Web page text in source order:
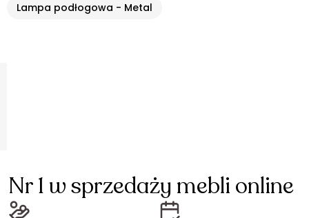
Lampa podłogowa - Metal
Nr 1 w sprzedaży mebli online